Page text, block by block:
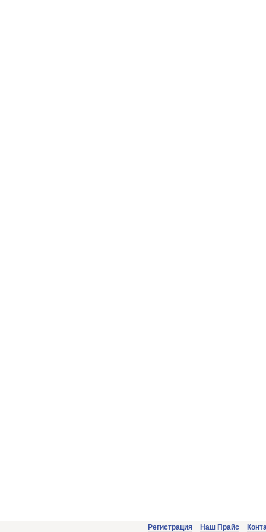
Регистрация Наш Прайс